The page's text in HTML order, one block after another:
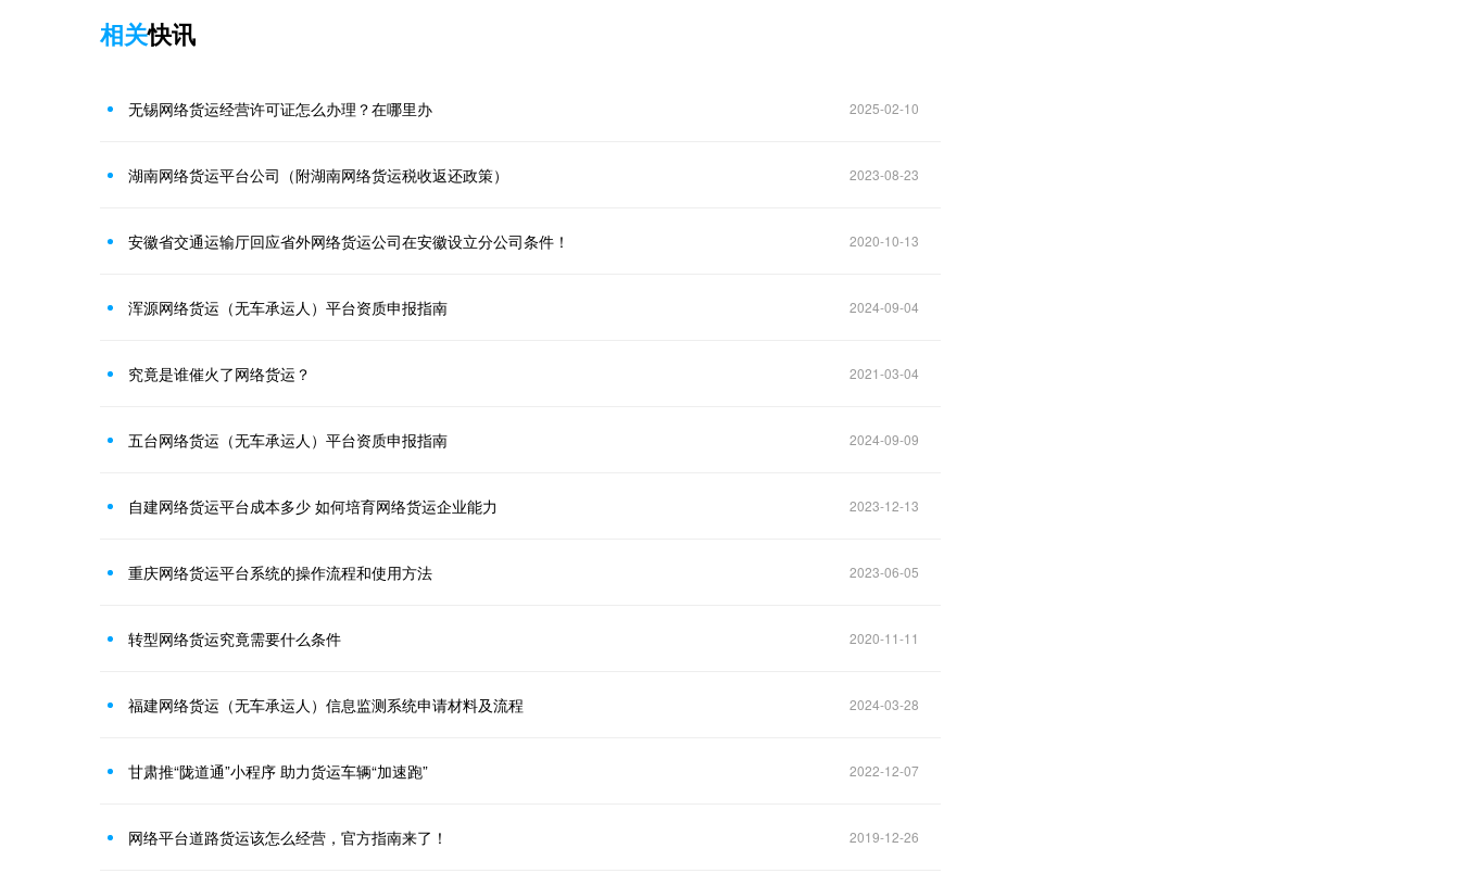
相关快讯
无锡网络货运经营许可证怎么办理？在哪里办 2025-02-10
湖南网络货运平台公司（附湖南网络货运税收返还政策） 2023-08-23
安徽省交通运输厅回应省外网络货运公司在安徽设立分公司条件！ 2020-10-13
浑源网络货运（无车承运人）平台资质申报指南 2024-09-04
究竟是谁催火了网络货运？ 2021-03-04
五台网络货运（无车承运人）平台资质申报指南 2024-09-09
自建网络货运平台成本多少 如何培育网络货运企业能力 2023-12-13
重庆网络货运平台系统的操作流程和使用方法 2023-06-05
转型网络货运究竟需要什么条件 2020-11-11
福建网络货运（无车承运人）信息监测系统申请材料及流程 2024-03-28
甘肃推“陇道通”小程序 助力货运车辆“加速跑” 2022-12-07
网络平台道路货运该怎么经营，官方指南来了！ 2019-12-26